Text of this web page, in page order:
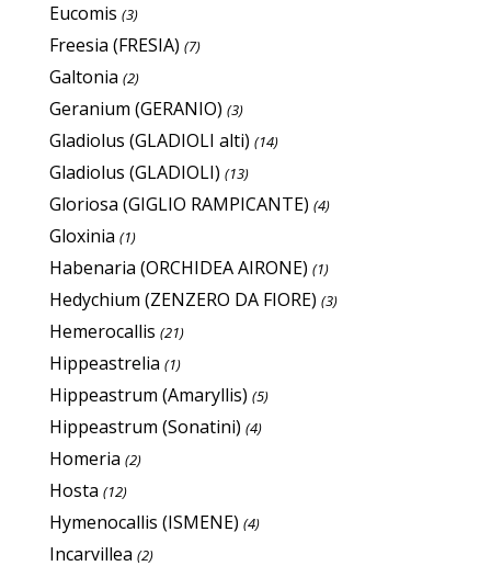
Eucomis (3)
Freesia (FRESIA) (7)
Galtonia (2)
Geranium (GERANIO) (3)
Gladiolus (GLADIOLI alti) (14)
Gladiolus (GLADIOLI) (13)
Gloriosa (GIGLIO RAMPICANTE) (4)
Gloxinia (1)
Habenaria (ORCHIDEA AIRONE) (1)
Hedychium (ZENZERO DA FIORE) (3)
Hemerocallis (21)
Hippeastrelia (1)
Hippeastrum (Amaryllis) (5)
Hippeastrum (Sonatini) (4)
Homeria (2)
Hosta (12)
Hymenocallis (ISMENE) (4)
Incarvillea (2)